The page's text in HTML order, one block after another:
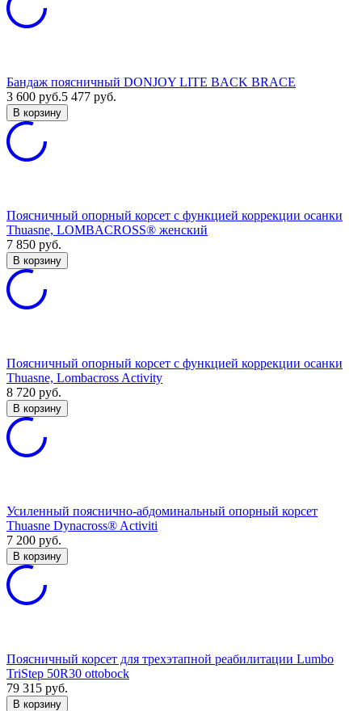
Бандаж поясничный DONJOY LITE BACK BRACE
3 600 руб.5 477 руб.
В корзину
Поясничный опорный корсет с функцией коррекции осанки
Thuasne, LOMBACROSS® женский
7 850 руб.
В корзину
Поясничный опорный корсет с функцией коррекции осанки
Thuasne, Lombacross Activity
8 720 руб.
В корзину
Усиленный пояснично-абдоминальный опорный корсет
Thuasne Dynacross® Activiti
7 200 руб.
В корзину
Поясничный корсет для трехэтапной реабилитации Lumbo
TriStep 50R30 ottobock
79 315 руб.
В корзину